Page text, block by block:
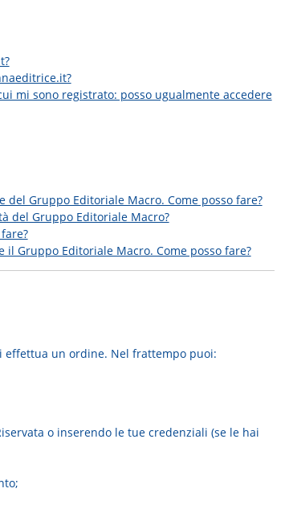
mi sono registrato: posso ugualmente accedere
Gruppo Editoriale Macro. Come posso fare?
del Gruppo Editoriale Macro?
Gruppo Editoriale Macro. Come posso fare?
effettua un ordine. Nel frattempo puoi:
o inserendo le tue credenziali (se le hai